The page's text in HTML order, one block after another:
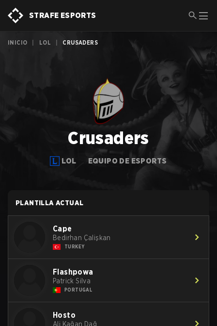
STRAFE ESPORTS
INICIO LOL CRUSADERS
Crusaders
LOL EQUIPO DE ESPORTS
PLANTILLA ACTUAL
Cape
Bedirhan Çalişkan
TURKEY
Flashpowa
Patrick Silva
PORTUGAL
Hosto
Ali Kağan Dağ